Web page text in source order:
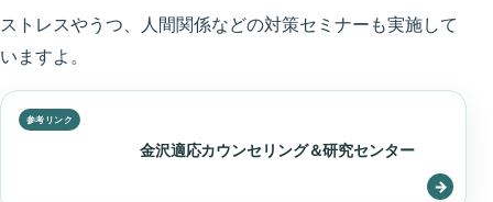
ストレスやうつ、人間関係などの対策セミナーも実施して
いますよ。
金沢適応カウンセリング＆研究センター